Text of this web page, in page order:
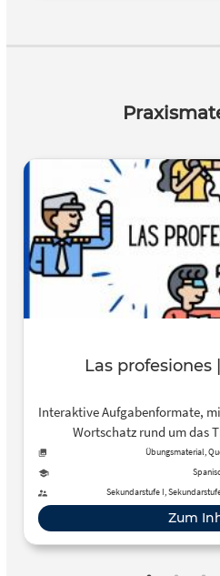
Las profesiones
Interaktive Aufgabenformate,
Wortschatz rund um das
wiederholen und
Übungsmaterial,
Sekundarstufe I,
Zum